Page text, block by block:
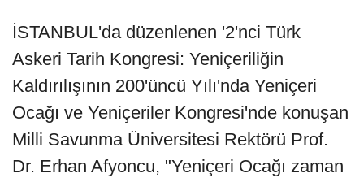
İSTANBUL'da düzenlenen '2'nci Türk
Askeri Tarih Kongresi: Yeniçeriliğin
Kaldırılışının 200'üncü Yılı'nda Yeniçeri
Ocağı ve Yeniçeriler Kongresi'nde konuşan
Milli Savunma Üniversitesi Rektörü Prof.
Dr. Erhan Afyoncu, "Yeniçeri Ocağı zaman